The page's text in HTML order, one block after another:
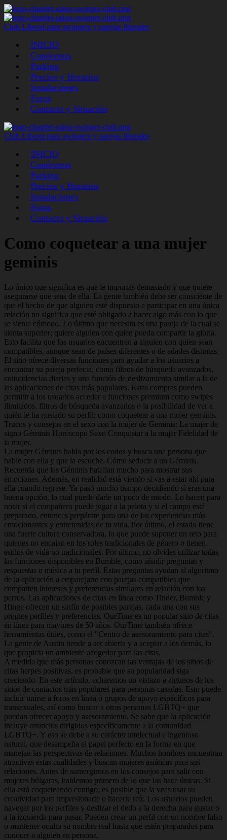
Club Liberal para swingers y parejas liberales
INICIO
Conócenos
Parking
Precios y Horarios
Instalaciones
Foros
Contacto y Situación
Club Liberal para swingers y parejas liberales
INICIO
Conócenos
Parking
Precios y Horarios
Instalaciones
Foros
Contacto y Situación
Como coquetear a una mujer
geminis
Lo único que significa es que le importas demasiado y que quiere
asegurarse que seas de ella. La gente también debe ser consciente de
que el hecho de que alguien esté dispuesto a participar en una única
relación no significa que esté obligado a hacer algo más con lo que
se sienta cómodo. Lo último que necesita es una pareja de la cual se
sienta superior; quiere alguien con quien pueda compartir la gloria.
Esto facilita que los usuarios encuentren a alguien con quien sean
compatibles, aunque sean de países diferentes o de edades distintas.
El sitio ofrece diversas funciones para ayudar a los usuarios a
encontrar su pareja perfecta, como filtros de búsqueda avanzados,
coincidencias diarias y una función de deslizamiento similar a la de
las aplicaciones de citas más populares. Estas compras pueden
permitir a los usuarios acceder a funciones premium como swipes
ilimitados, filtros de búsqueda avanzados o la posibilidad de ver a
quién le ha gustado su perfil: como coquetear a una mujer geminis.
Trucos y consejos en el sexo con la mujer de Geminis: La mujer de
signo Géminis Horóscopo Sexo Conquistar a la mujer Fidelidad de
la mujer.
La mujer Géminis habla por los codos y busca una persona que
hable con ella y que la escuche. Cómo seducir a un Géminis.
Recuerda que las Géminis batallan mucho para mostrar sus
emociones. Además, en realidad está viendo si vas a estar ahí para
ella cuando regrese. Ya pasó mucho tiempo decidiendo si eras una
buena opción, lo cual puede darle un poco de miedo. Lo hacen para
notar si el compañero puede jugar a la pelota y si el campo está
preparado, entonces prepárate para una de las experiencias más
emocionantes y entretenidas de tu vida. Por último, el estado tiene
una fuerte cultura conservadora, lo que puede suponer un reto para
quienes no encajan en los roles tradicionales de género o tienen
estilos de vida no tradicionales. Por último, no olvides utilizar todas
las funciones disponibles en Bumble, como añadir preguntas y
respuestas o música a tu perfil. Estas preguntas ayudan al algoritmo
de la aplicación a emparejarte con parejas compatibles que
comparten intereses y preferencias similares en relación con los
perros. Las aplicaciones de citas en línea como Tinder, Bumble y
Hinge ofrecen un sinfín de posibles parejas, cada una con sus
propios perfiles y preferencias. OurTime es un popular sitio de citas
en línea para mayores de 50 años. OurTime también ofrece
herramientas útiles, como el "Centro de asesoramiento para citas".
La gente de Austin tiende a ser abierta y a aceptar a los demás, lo
que propicia un ambiente acogedor para las citas.
A medida que más personas conozcan las ventajas de los sitios de
citas herpes positivas, es probable que su popularidad siga
creciendo. En este artículo, echaremos un vistazo a algunos de los
sitios de contactos más populares para personas casadas. Esto puede
incluir unirse a foros en línea o grupos de apoyo específicos para
transexuales, así como buscar a otras personas LGBTQ+ que
puedan ofrecer apoyo y asesoramiento. Se sabe que la aplicación
incluye anuncios dirigidos específicamente a la comunidad
LGBTQ+. Y eso se debe a su carácter intelectual e ingenioso
natural, que desempeña el papel perfecto en la forma en que
manejan las perspectivas de relaciones. Muchos hombres encuentran
atractivas estas cualidades y buscan mujeres asiáticas para sus
relaciones. Antes de sumergirnos en los consejos para salir con
mujeres búlgaras, hablemos primero de lo que las hace únicas. Si
ella está coqueteando contigo, es posible que la veas usar su
creatividad para impresionarte o hacerte reír. Los usuarios pueden
navegar por los perfiles y deslizar el dedo a la derecha para gustar o
a la izquierda para pasar. Pueden crear un perfil con un nombre falso
o mantener oculto su nombre real hasta que estén preparados para
conocer a alguien en persona.